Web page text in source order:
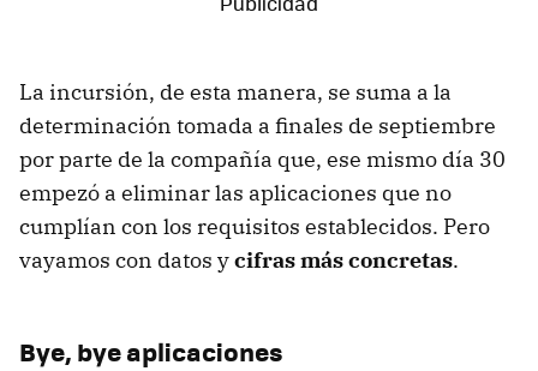
La incursión, de esta manera, se suma a la
determinación tomada a finales de septiembre
por parte de la compañía que, ese mismo día 30
empezó a eliminar las aplicaciones que no
cumplían con los requisitos establecidos. Pero
vayamos con datos ycifras más concretas.
Bye, bye aplicaciones